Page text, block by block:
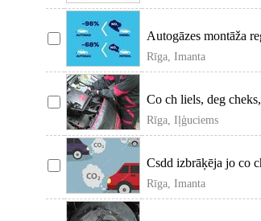
Autogāzes montāža
Sistēmas Apk
Rīga, Imanta
Co ch liels, deg
kaudze
Rīga, Iļģuciems
Csdd izbrāķēja jo co
maciņa biez
Rīga, Imanta